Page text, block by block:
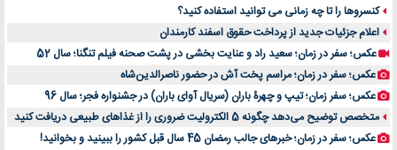
کنسروها را تا چه زمانی می توانید استفاده کنید؟
اعلام جزئیات جدید از پرداخت حقوق اسفند کارمندان
عکس؛ سفر در زمان؛ سعید راد و عنایت بخشی در پشت صحنه فیلم تنگنا؛ سال 52
عکس؛ سفر در زمان؛ مراسم پخت آش در حضور ناصرالدین‌شاه
عکس؛ سفر زمان؛ تیپ و چهرۀ باران (سریال آوای باران) در جشنواره فجر؛ سال 96
متخصص توضیح می‌دهد چگونه 5 الکترولیت ضروری را از غذاهای طبیعی دریافت کنید
عکس؛ سفر در زمان؛ خبرهای جالب رمضان 45 سال قبل کشور را ببینید و بخوانید!